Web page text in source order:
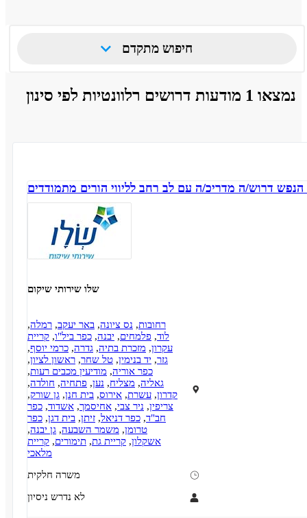
חיפוש מתקדם
נמצאו 1 מודעות דרושים רלוונטיות לפי סינון
שלו שירותי שיקום
רחובות, נס ציונה, באר יעקב, רמלה,
לוד, פלמחים, יבנה, כפר ביל"ו, קריית
עקרון, מזכרת בתיה, גדרה, כרמי יוסף,
גזר, יד בנימין, טל שחר, ראשון לציון,
כפר אוריה, מודיעין מכבים רעות,
גאליה, מצליח, נען, פתחיה, חולדה,
קדרון, עשרת, אירוס, בית חנן, גן שורק,
צריפין, ניר צבי, אחיסמך, אשדוד, כפר
חב"ד, כפר דניאל, זיתן, בית דגן, כפר
טרומן, משמר השבעה, גן יבנה,
אשקלון, קריית גת, תימורים, קריית
מלאכי
משרה חלקית
לא נדרש ניסיון